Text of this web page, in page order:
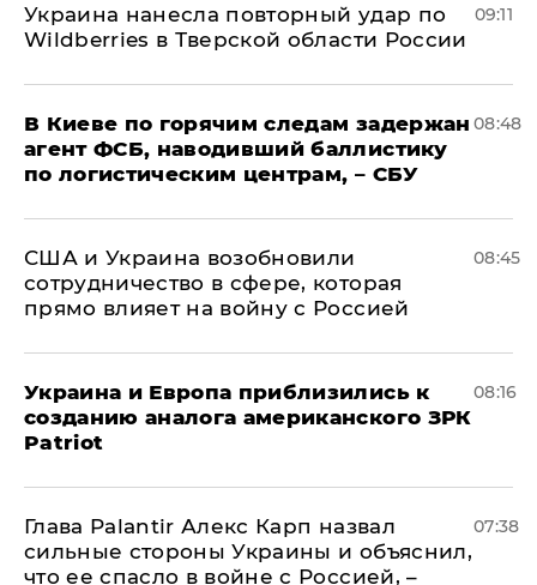
Украина нанесла повторный удар по
Wildberries в Тверской области России
09:11
В Киеве по горячим следам задержан
агент ФСБ, наводивший баллистику
по логистическим центрам, – СБУ
08:48
США и Украина возобновили
сотрудничество в сфере, которая
прямо влияет на войну с Россией
08:45
Украина и Европа приблизились к
созданию аналога американского ЗРК
Patriot
08:16
Глава Palantir Алекс Карп назвал
сильные стороны Украины и объяснил,
что ее спасло в войне с Россией, –
07:38